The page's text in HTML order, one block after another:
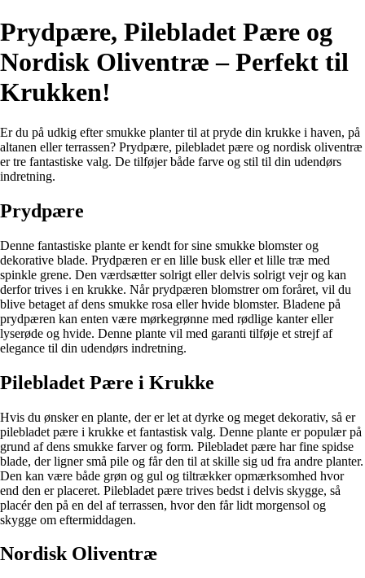
Prydpære, Pilebladet Pære og
Nordisk Oliventræ – Perfekt til
Krukken!
Er du på udkig efter smukke planter til at pryde din krukke i haven, på
altanen eller terrassen? Prydpære, pilebladet pære og nordisk oliventræ
er tre fantastiske valg. De tilføjer både farve og stil til din udendørs
indretning.
Prydpære
Denne fantastiske plante er kendt for sine smukke blomster og
dekorative blade. Prydpæren er en lille busk eller et lille træ med
spinkle grene. Den værdsætter solrigt eller delvis solrigt vejr og kan
derfor trives i en krukke. Når prydpæren blomstrer om foråret, vil du
blive betaget af dens smukke rosa eller hvide blomster. Bladene på
prydpæren kan enten være mørkegrønne med rødlige kanter eller
lyserøde og hvide. Denne plante vil med garanti tilføje et strejf af
elegance til din udendørs indretning.
Pilebladet Pære i Krukke
Hvis du ønsker en plante, der er let at dyrke og meget dekorativ, så er
pilebladet pære i krukke et fantastisk valg. Denne plante er populær på
grund af dens smukke farver og form. Pilebladet pære har fine spidse
blade, der ligner små pile og får den til at skille sig ud fra andre planter.
Den kan være både grøn og gul og tiltrækker opmærksomhed hvor
end den er placeret. Pilebladet pære trives bedst i delvis skygge, så
placér den på en del af terrassen, hvor den får lidt morgensol og
skygge om eftermiddagen.
Nordisk Oliventræ